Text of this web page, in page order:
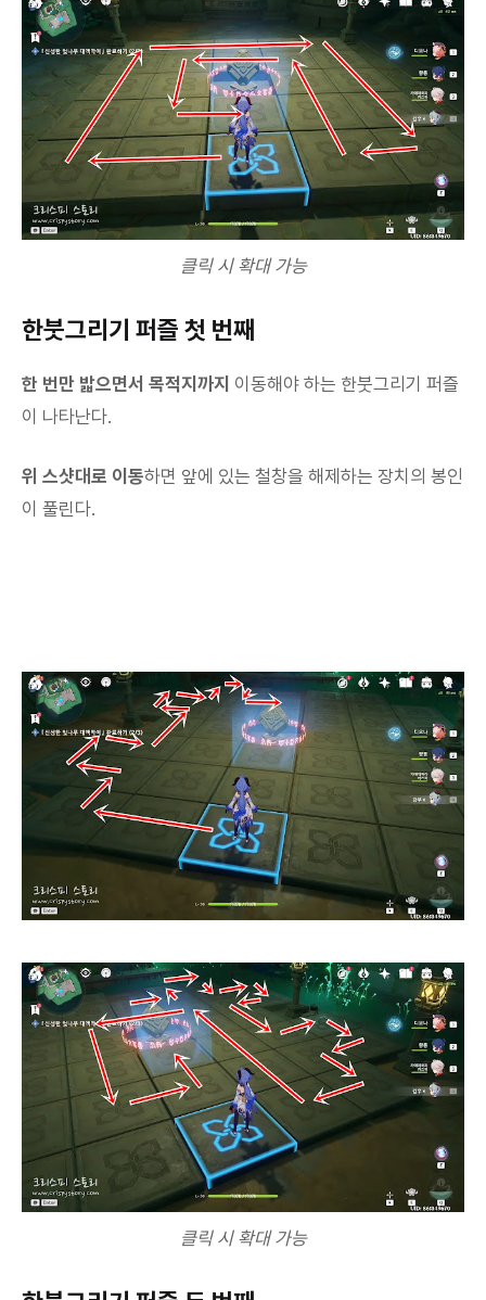
클릭 시 확대 가능
한붓그리기 퍼즐 첫 번째
한 번만 밟으면서 목적지까지 이동해야 하는 한붓그리기 퍼즐
이 나타난다.
위 스샷대로 이동하면 앞에 있는 철창을 해제하는 장치의 봉인
이 풀린다.
클릭 시 확대 가능